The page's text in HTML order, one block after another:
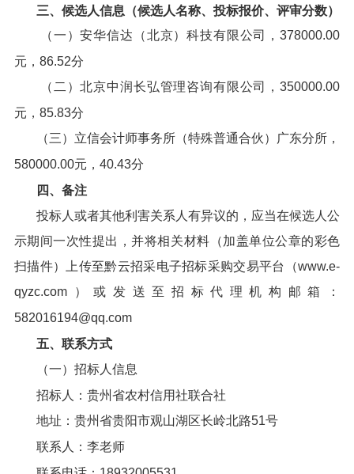
三、候选人信息（候选人名称、投标报价、评审分数）
（一）安华信达（北京）科技有限公司，378000.00
元，86.52分
（二）北京中润长弘管理咨询有限公司，350000.00
元，85.83分
（三）立信会计师事务所（特殊普通合伙）广东分所，
580000.00元，40.43分
四、备注
投标人或者其他利害关系人有异议的，应当在候选人公
示期间一次性提出，并将相关材料（加盖单位公章的彩色
扫描件）上传至黔云招采电子招标采购交易平台（www.e-
qyzc.com）或发送至招标代理机构邮箱：
582016194@qq.com
五、联系方式
（一）招标人信息
招标人：贵州省农村信用社联合社
地址：贵州省贵阳市观山湖区长岭北路51号
联系人：李老师